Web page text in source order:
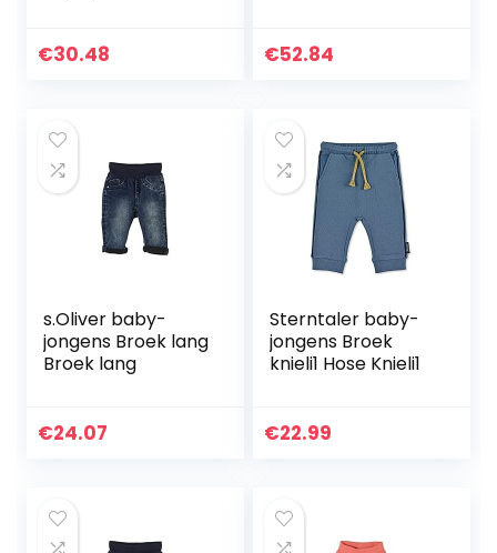
€30.48 €52.84
s.Oliver baby-
jongens Broek lang
Broek lang
€24.07
Sterntaler baby-
jongens Broek
knieli1 Hose Knieli1
€22.99